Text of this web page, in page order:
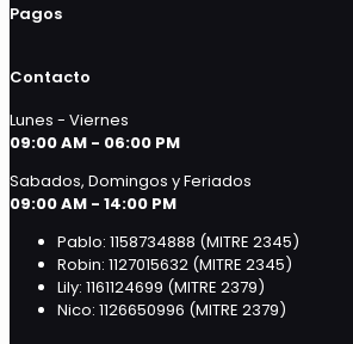
Pagos
Contacto
Lunes - Viernes
09:00 AM - 06:00 PM
Sabados, Domingos y Feriados
09:00 AM - 14:00 PM
Pablo: 1158734888 (MITRE 2345)
Robin: 1127015632 (MITRE 2345)
Lily: 1161124699 (MITRE 2379)
Nico: 1126650996 (MITRE 2379)